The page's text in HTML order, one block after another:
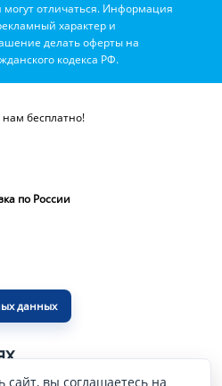
могут отличаться. Информация
характер и
делать оферты на
кодекса РФ.
бесплатно!
по России
данных
сайт, вы соглашаетесь на